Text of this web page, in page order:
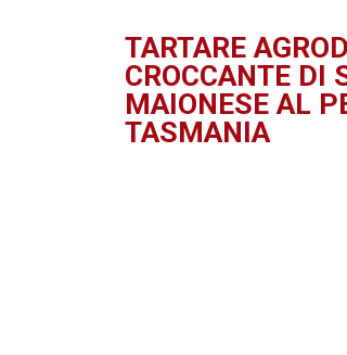
TARTARE
CROCCANTE DI
MAIONESE AL
TASMANIA